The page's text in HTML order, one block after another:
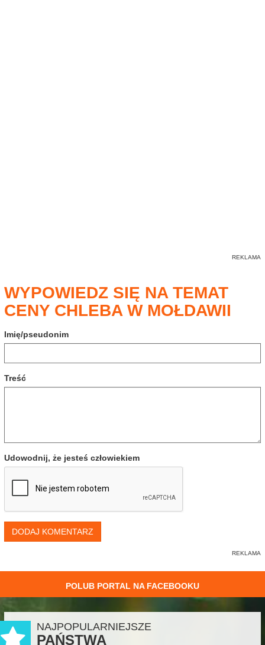
WYPOWIEDZ SIĘ NA TEMAT
CENY CHLEBA W MOŁDAWII
Imię/pseudonim
Treść
Udowodnij, że jesteś człowiekiem
DODAJ KOMENTARZ
POLUB PORTAL NA FACEBOOKU
NAJPOPULARNIEJSZE
PAŃSTWA